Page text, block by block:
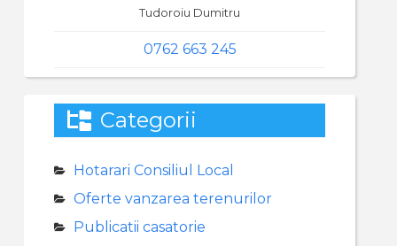
Tudoroiu Dumitru
0762 663 245
Categorii
Hotarari Consiliul Local
Oferte vanzarea terenurilor
Publicatii casatorie